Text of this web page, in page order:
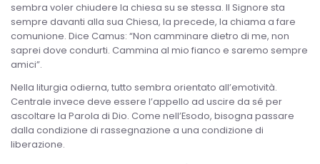
sembra voler chiudere la chiesa su se stessa. Il Signore sta
sempre davanti alla sua Chiesa, la precede, la chiama a fare
comunione. Dice Camus: “Non camminare dietro di me, non
saprei dove condurti. Cammina al mio fianco e saremo sempre
amici”.
Nella liturgia odierna, tutto sembra orientato all’emotività.
Centrale invece deve essere l’appello ad uscire da sé per
ascoltare la Parola di Dio. Come nell’Esodo, bisogna passare
dalla condizione di rassegnazione a una condizione di
liberazione.